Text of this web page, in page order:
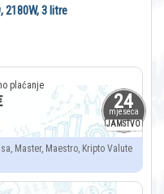
24
mjeseca
JAMSTVO
2180W, 3 litre
Master, Maestro, Kripto Valute